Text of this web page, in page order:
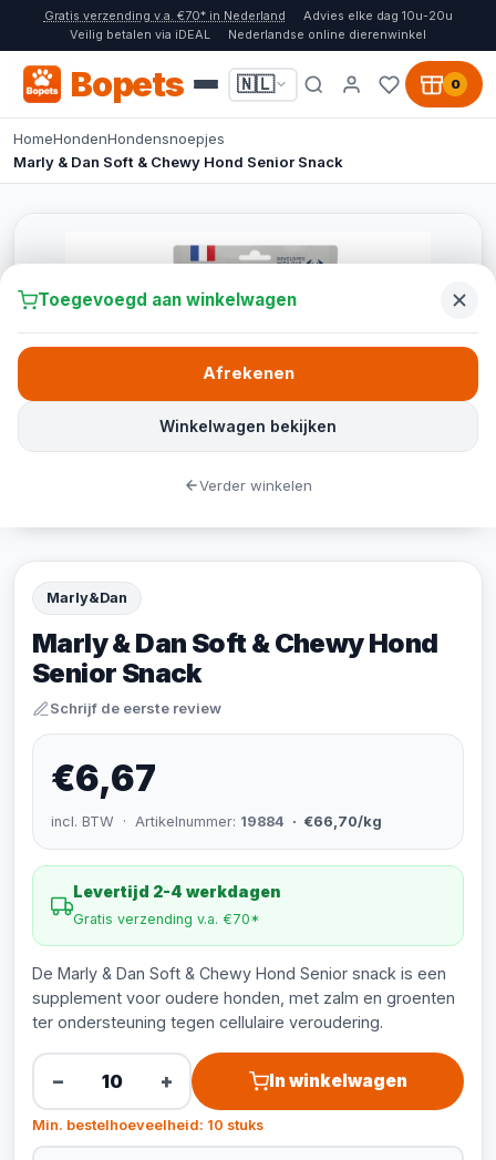
Gratis verzending v.a. €70* in Nederland
Advies elke dag 10u-20u
Veilig betalen via iDEAL
Nederlandse online dierenwinkel
Bopets 🇳🇱 0
HomeHondenHondensnoepjes
Marly & Dan Soft & Chewy Hond Senior Snack
Marly&Dan
Marly & Dan Soft & Chewy Hond
Senior Snack
Schrijf de eerste review
€6,67
incl. BTW · Artikelnummer: 19884 · €66,70/kg
Levertijd 2-4 werkdagen
Gratis verzending v.a. €70*
De Marly & Dan Soft & Chewy Hond Senior snack is een
supplement voor oudere honden, met zalm en groenten
ter ondersteuning tegen cellulaire veroudering.
− + In winkelwagen
Min. bestelhoeveelheid: 10 stuks
Toegevoegd aan winkelwagen
Winkelwagen bekijken
Afrekenen
Verder winkelen